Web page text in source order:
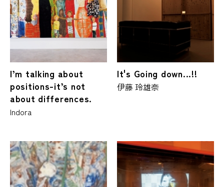
I’m talking about
positions-it’s not
about differences.
Indora
It's Going down...!!
伊藤 玲雄奈